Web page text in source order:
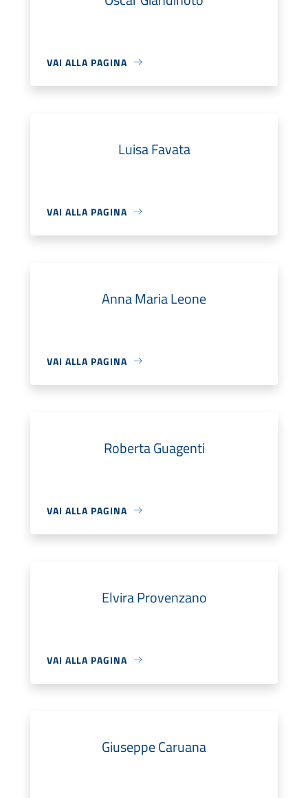
VAI ALLA PAGINA
Luisa Favata
VAI ALLA PAGINA
Anna Maria Leone
VAI ALLA PAGINA
Roberta Guagenti
VAI ALLA PAGINA
Elvira Provenzano
VAI ALLA PAGINA
Giuseppe Caruana